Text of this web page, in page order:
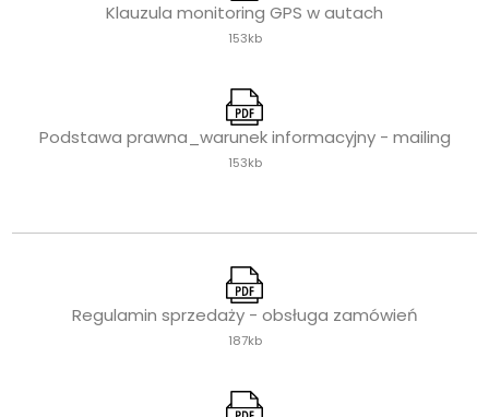
Klauzula monitoring GPS w autach
153kb
Podstawa prawna_warunek informacyjny - mailing
153kb
Regulamin sprzedaży - obsługa zamówień
187kb